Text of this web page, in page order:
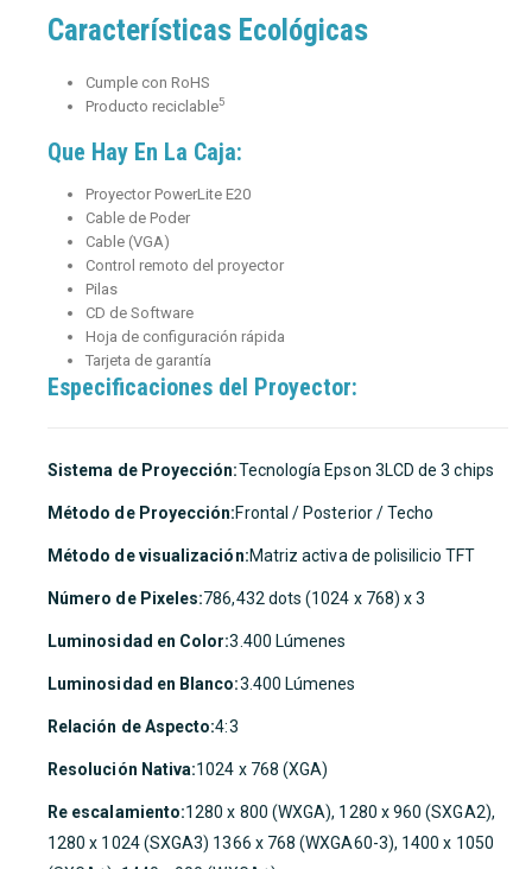
Características Ecológicas
Cumple con RoHS
Producto reciclable5
Que Hay En La Caja:
Proyector PowerLite E20
Cable de Poder
Cable (VGA)
Control remoto del proyector
Pilas
CD de Software
Hoja de configuración rápida
Tarjeta de garantía
Especificaciones del Proyector:
Sistema de Proyección:Tecnología Epson 3LCD de 3 chips
Método de Proyección:Frontal / Posterior / Techo
Método de visualización:Matriz activa de polisilicio TFT
Número de Pixeles:786,432 dots (1024 x 768) x 3
Luminosidad en Color:3.400 Lúmenes
Luminosidad en Blanco:3.400 Lúmenes
Relación de Aspecto:4:3
Resolución Nativa:1024 x 768 (XGA)
Re escalamiento:1280 x 800 (WXGA), 1280 x 960 (SXGA2),
1280 x 1024 (SXGA3) 1366 x 768 (WXGA60-3), 1400 x 1050